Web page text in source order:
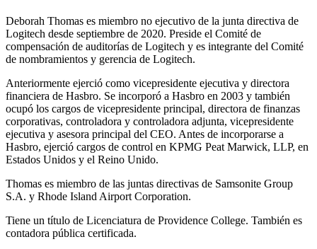
Deborah Thomas es miembro no ejecutivo de la junta directiva de
Logitech desde septiembre de 2020. Preside el Comité de
compensación de auditorías de Logitech y es integrante del Comité
de nombramientos y gerencia de Logitech.
Anteriormente ejerció como vicepresidente ejecutiva y directora
financiera de Hasbro. Se incorporó a Hasbro en 2003 y también
ocupó los cargos de vicepresidente principal, directora de finanzas
corporativas, controladora y controladora adjunta, vicepresidente
ejecutiva y asesora principal del CEO. Antes de incorporarse a
Hasbro, ejerció cargos de control en KPMG Peat Marwick, LLP, en
Estados Unidos y el Reino Unido.
Thomas es miembro de las juntas directivas de Samsonite Group
S.A. y Rhode Island Airport Corporation.
Tiene un título de Licenciatura de Providence College. También es
contadora pública certificada.